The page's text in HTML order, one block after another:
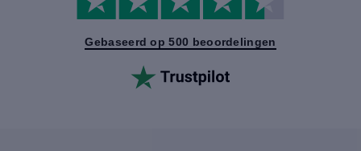
Gebaseerd op 500 beoordelingen